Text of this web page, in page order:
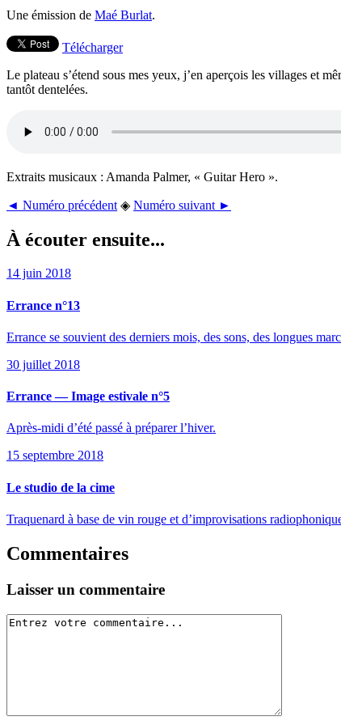
Une émission de Maé Burlat.
Télécharger
Le plateau s’étend sous mes yeux, j’en aperçois les villages et
tantôt dentelées.
Extraits musicaux : Amanda Palmer, « Guitar Hero ».
◄ Numéro précédent ◈ Numéro suivant ►
À écouter ensuite...
14 juin 2018
Errance n°13
Errance se souvient des derniers mois, des sons, des longues
30 juillet 2018
Errance — Image estivale n°5
Après-midi d’été passé à préparer l’hiver.
15 septembre 2018
Le studio de la cime
Traquenard à base de vin rouge et d’improvisations
Commentaires
Laisser un commentaire